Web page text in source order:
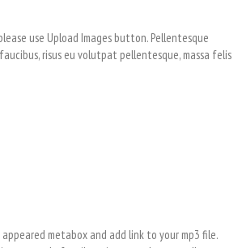
use Upload Images button. Pellentesque
risus eu volutpat pellentesque, massa felis
metabox and add link to your mp3 file.